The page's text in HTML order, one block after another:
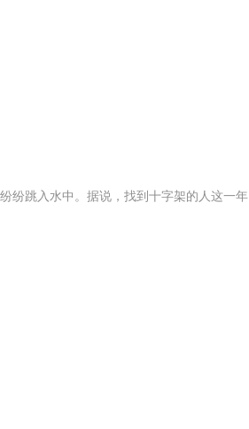
纷跳入水中。据说，找到十字架的人这一年